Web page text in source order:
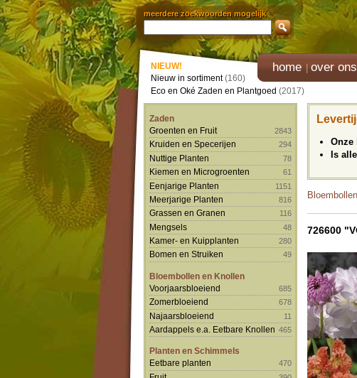
meerdere zoekwoorden mogelijk
home over ons
NIEUW!
Nieuw in sortiment(160)
Eco en Oké Zaden en Plantgoed (2017)
Zaden
Groenten en Fruit
2843
Kruiden en Specerijen 294
Nuttige Planten 78
Kiemen en Microgroenten 61
Eenjarige Planten 1151
Meerjarige Planten 816
Grassen en Granen 116
Mengsels 48
Kamer- en Kuipplanten 280
Bomen en Struiken 49
Bloembollen en Knollen
Voorjaarsbloeiend
685
Zomerbloeiend 678
Najaarsbloeiend 11
Aardappels e.a. Eetbare Knollen 465
Planten en Schimmels
Eetbare planten
470
Onze
Is
726600